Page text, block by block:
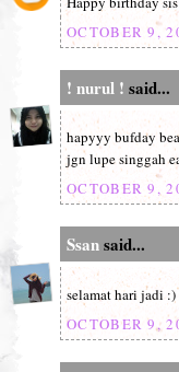
OCTOBER 9,
! nurul ! said...
hapyyy bufday
jgn lupe singgah
OCTOBER 9,
Ssansaid...
selamat hari jadi :)
OCTOBER 9,